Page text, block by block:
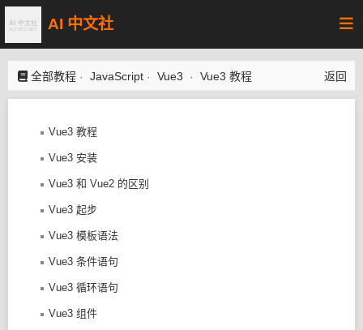
AI 中文社
全部教程 · JavaScript · Vue3 · Vue3 教程 返回
Vue3 教程
Vue3 安装
Vue3 和 Vue2 的区别
Vue3 起步
Vue3 模板语法
Vue3 条件语句
Vue3 循环语句
Vue3 组件